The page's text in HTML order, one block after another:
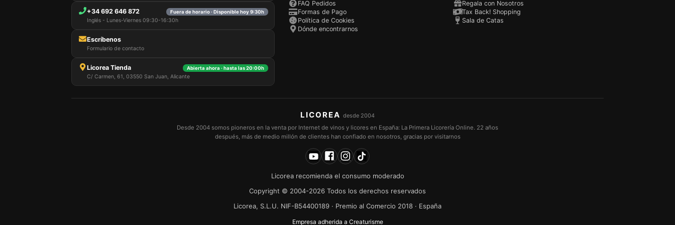
+34 692 646 872 Fuera de horario · Disponible hoy 9:30h
Inglés - Lunes-Viernes 09:30-16:30h
Escríbenos
Formulario de contacto
Licorea Tienda Abierta ahora · hasta las 20:00h
C/ Carmen, 61, 03550 San Juan, Alicante
FAQ Pedidos
Formas de Pago
Política de Cookies
Dónde encontrarnos
Regala con Nosotros
Tax Back! Shopping
Sala de Catas
LICOREA desde 2004
Desde 2004 somos pioneros en la venta por Internet de vinos y licores en España: La Primera Licorería Online. 22 años
después, más de medio millón de clientes han confiado en nosotros, gracias por visitarnos
Licorea recomienda el consumo moderado
Copyright © 2004-2026 Todos los derechos reservados
Licorea, S.L.U. NIF-B54400189 · Premio al Comercio 2018 · España
Empresa adherida a Creaturisme